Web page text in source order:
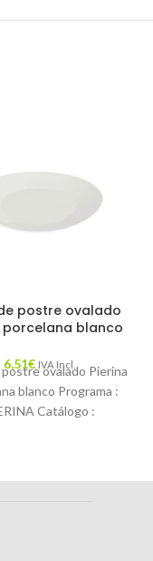
postre ovalado
porcelana blanco
6,51€ IVA Incl.
ovalado Pierina
blanco Programa :
Catálogo :